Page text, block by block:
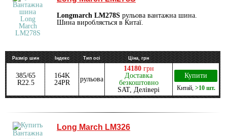
Longmarch LM278S рульова вантажна шина.
Шина виробляється в Китаї.
Размір шин Індекс Тип осі Ціна, грн
385/65
R22.5
164K
24PR
рульова
14180 грн
Доставка
безкоштовно
SAT, Делівері
Купити
Китай, >10 шт.
Long March LM326